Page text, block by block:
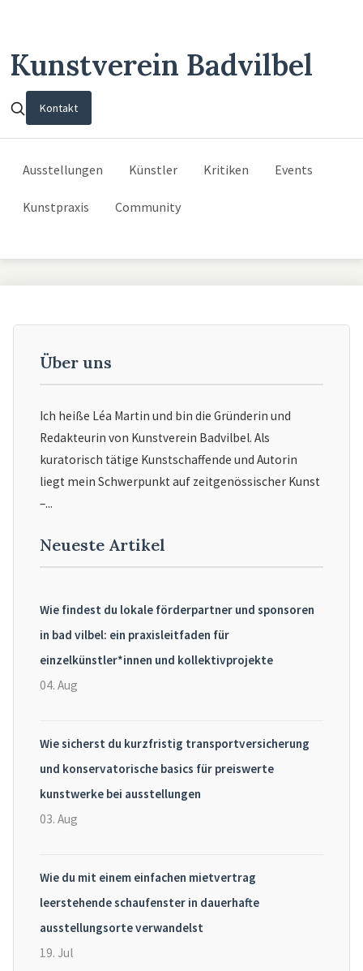
Kunstverein Badvilbel
Kontakt
Ausstellungen Künstler Kritiken Events
Kunstpraxis Community
Über uns
Ich heiße Léa Martin und bin die Gründerin und
Redakteurin von Kunstverein Badvilbel. Als
kuratorisch tätige Kunstschaffende und Autorin
liegt mein Schwerpunkt auf zeitgenössischer Kunst
–...
Neueste Artikel
Wie findest du lokale förderpartner und sponsoren
in bad vilbel: ein praxisleitfaden für
einzelkünstler*innen und kollektivprojekte
04. Aug
Wie sicherst du kurzfristig transportversicherung
und konservatorische basics für preiswerte
kunstwerke bei ausstellungen
03. Aug
Wie du mit einem einfachen mietvertrag
leerstehende schaufenster in dauerhafte
ausstellungsorte verwandelst
19. Jul